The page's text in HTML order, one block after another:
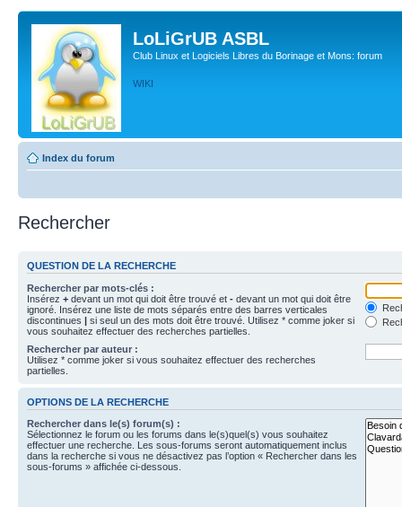
LoLiGrUB ASBL
Club Linux et Logiciels Libres du Borinage et Mons: forum
WIKI
Index du forum
Rechercher
QUESTION DE LA RECHERCHE
Rechercher par mots-clés :
Insérez + devant un mot qui doit être trouvé et - devant un mot qui doit être
ignoré. Insérez une liste de mots séparés entre des barres verticales
discontinues | si seul un des mots doit être trouvé. Utilisez * comme joker si
vous souhaitez effectuer des recherches partielles.
Rechercher par auteur :
Utilisez * comme joker si vous souhaitez effectuer des recherches
partielles.
OPTIONS DE LA RECHERCHE
Rechercher dans le(s) forum(s) :
Sélectionnez le forum ou les forums dans le(s)quel(s) vous souhaitez
effectuer une recherche. Les sous-forums seront automatiquement inclus
dans la recherche si vous ne désactivez pas l’option « Rechercher dans les
sous-forums » affichée ci-dessous.